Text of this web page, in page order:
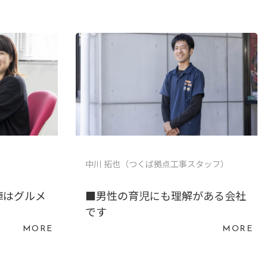
グルメ
MORE
中川 拓也（つくば拠点工事スタッフ）
■男性の育児にも理解がある会社
です
MORE